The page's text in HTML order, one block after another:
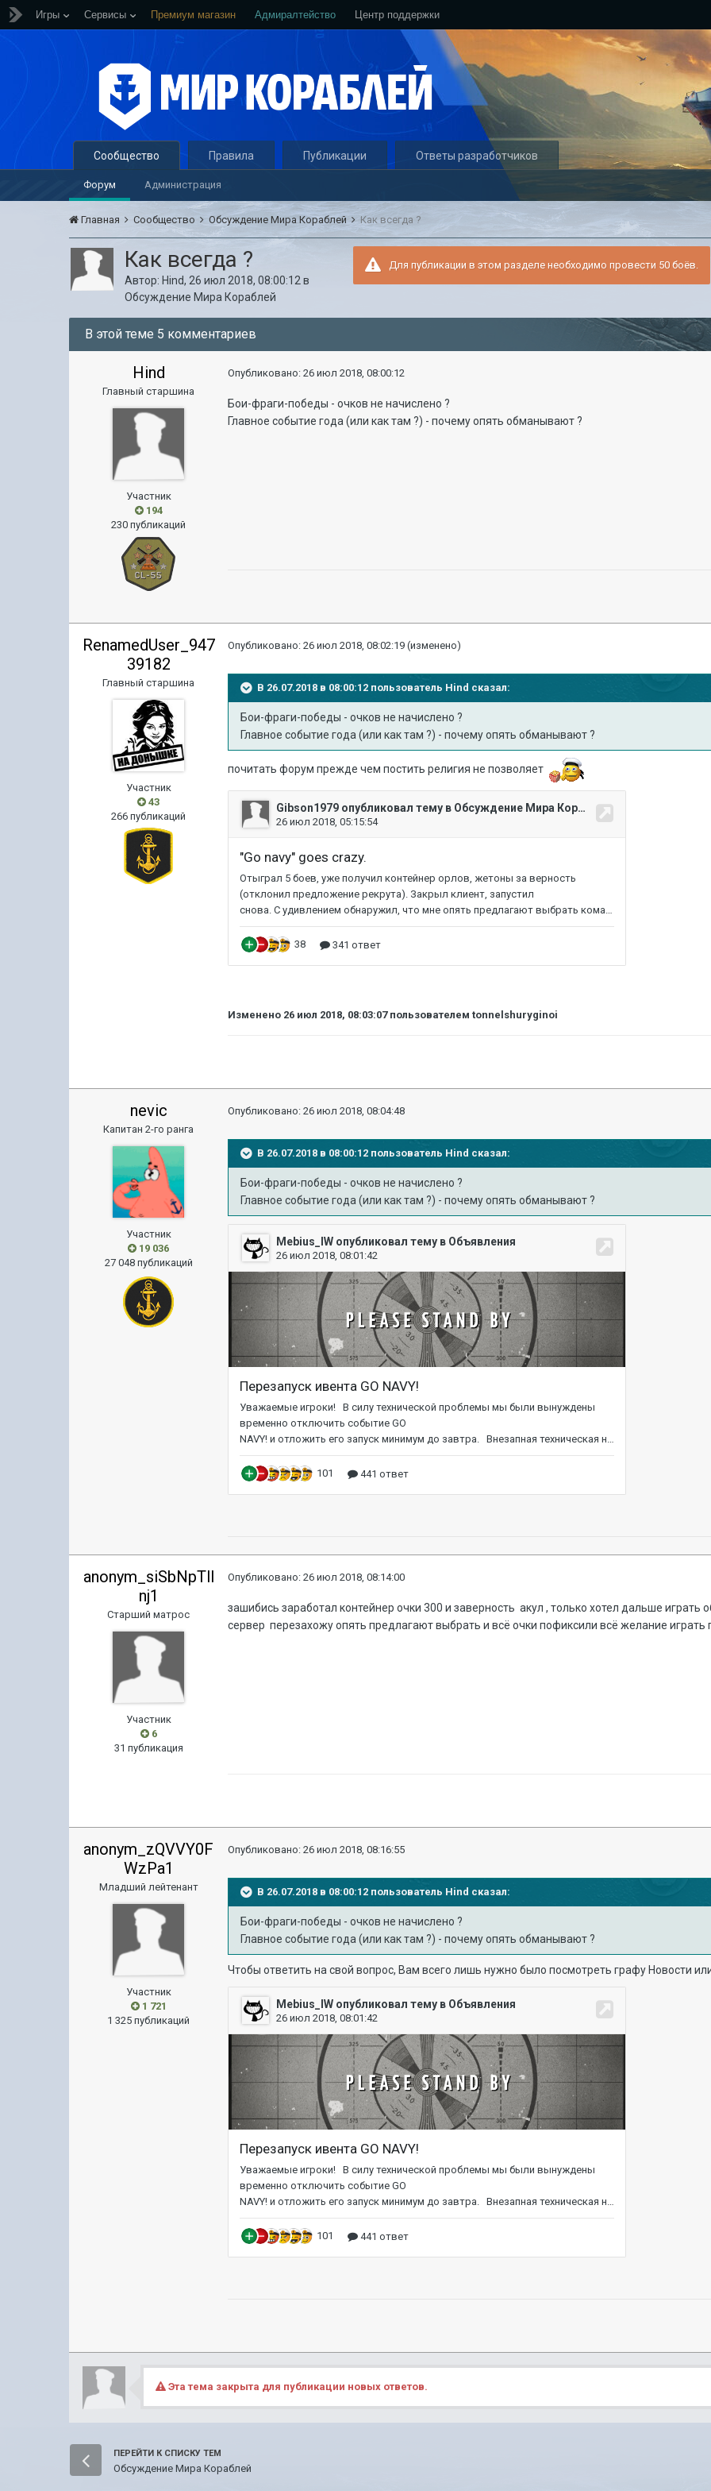
Игры Сервисы Премиум магазин Адмиралтейство Центр поддержки
Сообщество
Форум Администрация
Правила Публикации Ответы разработчиков
Главная Сообщество Обсуждение Мира Кораблей Как всегда ?
Для публикации в этом разделе необходимо провести 50 боёв.
Как всегда ?
Автор: Hind, 26 июл 2018, 08:00:12 в
Обсуждение Мира Кораблей
В этой теме 5 комментариев
Hind
Главный старшина
Участник
194
230 публикаций
Опубликовано:26 июл 2018, 08:00:12
Бои-фраги-победы - очков не начислено ?
Главное событие года (или как там ?) - почему опять обманывают ?
RenamedUser_947
39182
Главный старшина
Участник
43
266 публикаций
Опубликовано:26 июл 2018, 08:02:19 (изменено)
В 26.07.2018 в 08:00:12 пользователь Hind сказал:
Бои-фраги-победы - очков не начислено ?
Главное событие года (или как там ?) - почему опять обманывают ?
почитать форум прежде чем постить религия не позволяет
Изменено 26 июл 2018, 08:03:07пользователем tonnelshuryginoi
nevic
Капитан 2-го ранга
Участник
19 036
27 048 публикаций
Опубликовано:26 июл 2018, 08:04:48
В 26.07.2018 в 08:00:12 пользователь Hind сказал:
Бои-фраги-победы - очков не начислено ?
Главное событие года (или как там ?) - почему опять обманывают ?
anonym_siSbNpTll
nj1
Старший матрос
Участник
6
31 публикация
Опубликовано:26 июл 2018, 08:14:00
зашибись заработал контейнер очки 300 и заверность акул , только хотел дальше
сервер перезахожу опять предлагают выбрать и всё очки пофиксили всё желание играть
anonym_zQVVY0F
WzPa1
Младший лейтенант
Участник
1 721
1 325 публикаций
Опубликовано:26 июл 2018, 08:16:55
В 26.07.2018 в 08:00:12 пользователь Hind сказал:
Бои-фраги-победы - очков не начислено ?
Главное событие года (или как там ?) - почему опять обманывают ?
Чтобы ответить на свой вопрос, Вам всего лишь нужно было посмотреть графу Новости
Эта тема закрыта для публикации новых ответов.
ПЕРЕЙТИ К СПИСКУ ТЕМ
Обсуждение Мира Кораблей